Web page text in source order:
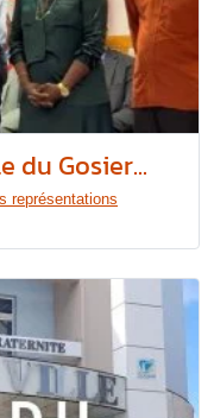
du Gosier...
représentations